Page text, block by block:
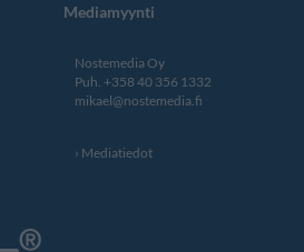
Mediamyynti
Nostemedia Oy
Puh. +358 40 356 1332
mikael@nostemedia.fi
Mediatiedot